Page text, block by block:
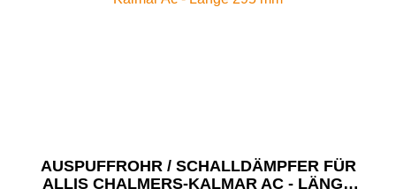
AUSPUFFROHR / SCHALLDÄMPFER FÜR
ALLIS CHALMERS-KALMAR AC - LÄNGE